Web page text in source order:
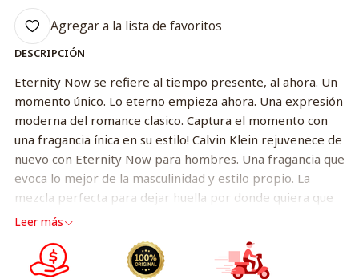
Agregar a la lista de favoritos
DESCRIPCIÓN
Eternity Now se refiere al tiempo presente, al ahora. Un
momento único. Lo eterno empieza ahora. Una expresión
moderna del romance clasico. Captura el momento con
una fragancia ínica en su estilo! Calvin Klein rejuvenece de
nuevo con Eternity Now para hombres. Una fragancia que
evoca lo mejor de la masculinidad y estilo propio. La
mezcla perfecta para dejar huella por donde quiera que
pases.
Leer más